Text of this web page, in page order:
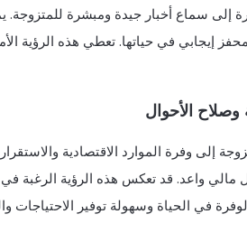
إلى سماع أخبار جيدة ومبشرة للمتزوجة.
إيجابي في حياتها. تعطي هذه الرؤية
إلى وفرة الموارد الاقتصادية
مالي واعد. قد تعكس هذه الرؤية الرغبة
في الحياة وسهولة توفير الاحتياجات